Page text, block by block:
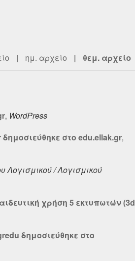
| ημ. αρχείο | θεμ. αρχείο
, WordPress
στο edu.ellak.gr,
Λογισμικού / Λογισμικού
χρήση 5 εκτυπωτών (3d
δημοσιεύθηκε στο